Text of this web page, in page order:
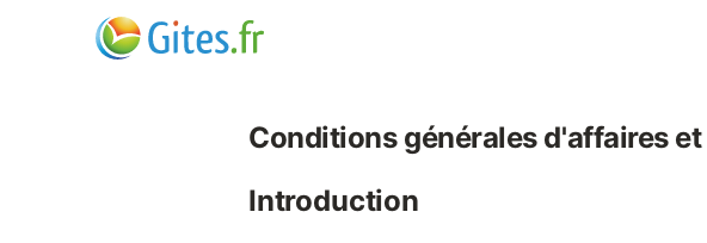
Conditions générales d'affaires
Introduction